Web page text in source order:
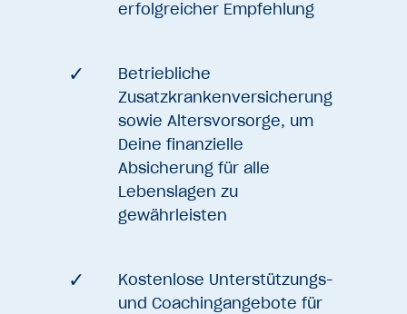
erfolgreicher Empfehlung
Betriebliche
Zusatzkrankenversicherung
sowie Altersvorsorge, um
Deine finanzielle
Absicherung für alle
Lebenslagen zu
gewährleisten
Kostenlose Unterstützungs-
und Coachingangebote für